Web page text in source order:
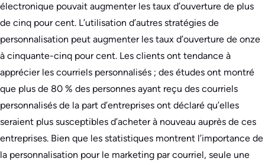
électronique pouvait augmenter les taux d’ouverture de plus
de cinq pour cent. L’utilisation d’autres stratégies de
personnalisation peut augmenter les taux d’ouverture de onze
à cinquante-cinq pour cent. Les clients ont tendance à
apprécier les courriels personnalisés ; des études ont montré
que plus de 80 % des personnes ayant reçu des courriels
personnalisés de la part d’entreprises ont déclaré qu’elles
seraient plus susceptibles d’acheter à nouveau auprès de ces
entreprises. Bien que les statistiques montrent l’importance de
la personnalisation pour le marketing par courriel, seule une